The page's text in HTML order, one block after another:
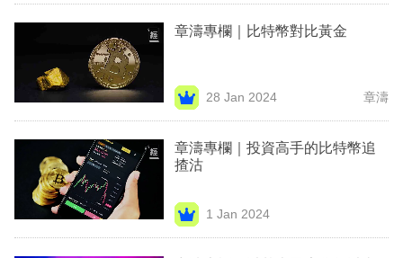
欄
訂
閱
區
章濤專欄｜比特幣對比黃金
28 Jan 2024 章濤
章濤專欄｜投資高手的比特幣追
揸沽
1 Jan 2024